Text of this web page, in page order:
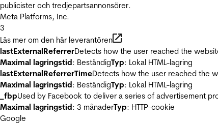
publicister och tredjepartsannonsörer.
Meta Platforms, Inc.
3
Läs mer om den här leverantören
lastExternalReferrerDetects how the user reached the
Maximal lagringstid: BeständigTyp: Lokal HTML-lagring
lastExternalReferrerTimeDetects how the user reached the
Maximal lagringstid: BeständigTyp: Lokal HTML-lagring
_fbpUsed by Facebook to deliver a series of advertisement
Maximal lagringstid: 3 månaderTyp: HTTP-cookie
Google